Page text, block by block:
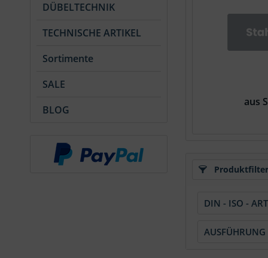
DÜBELTECHNIK
TECHNISCHE ARTIKEL
Sortimente
SALE
BLOG
aus
Produktfilter
DIN - ISO - ART
Art. 9215
AUSFÜHRUNG